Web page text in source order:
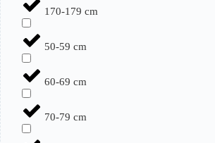
170-179 cm
50-59 cm
60-69 cm
70-79 cm